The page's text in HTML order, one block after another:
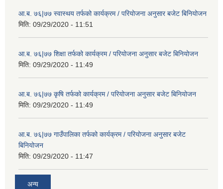
आ.ब. ७६|७७ स्वास्थय तर्फको कार्यक्रम / परियोजना अनुसार बजेट बिनियोजन
मिति: 09/29/2020 - 11:51
आ.ब. ७६|७७ शिक्षा तर्फको कार्यक्रम / परियोजना अनुसार बजेट बिनियोजन
मिति: 09/29/2020 - 11:49
आ.ब. ७६|७७ कृषि तर्फको कार्यक्रम / परियोजना अनुसार बजेट बिनियोजन
मिति: 09/29/2020 - 11:49
आ.ब. ७६|७७ गाउँपालिका तर्फको कार्यक्रम / परियोजना अनुसार बजेट
बिनियोजन
मिति: 09/29/2020 - 11:47
अन्य